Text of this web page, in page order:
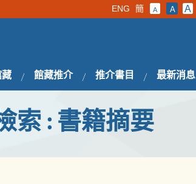
ENG 簡 A A A
藏 館藏推介 推介書目 最新消息
索 : 書籍摘要